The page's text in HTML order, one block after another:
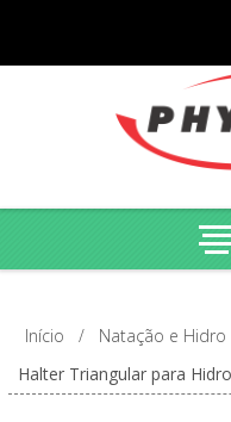
Início / Natação e Hidro
Halter Triangular para